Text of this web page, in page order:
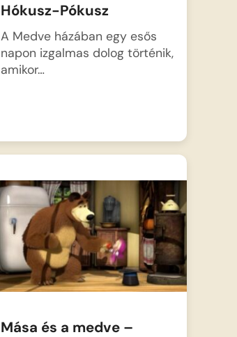
Hókusz-Pókusz
A Medve házában egy esős
napon izgalmas dolog történik,
amikor…
Mása és a medve –